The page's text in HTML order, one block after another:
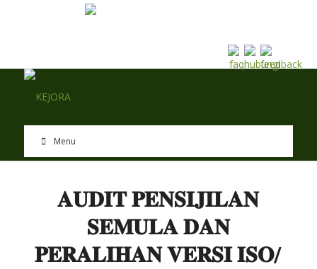
Menu
𝐀𝐔𝐃𝐈𝐓 𝐏𝐄𝐍𝐒𝐈𝐉𝐈𝐋𝐀𝐍
𝐒𝐄𝐌𝐔𝐋𝐀 𝐃𝐀𝐍
𝐏𝐄𝐑𝐀𝐋𝐈𝐇𝐀𝐍 𝐕𝐄𝐑𝐒𝐈 𝐈𝐒𝐎/